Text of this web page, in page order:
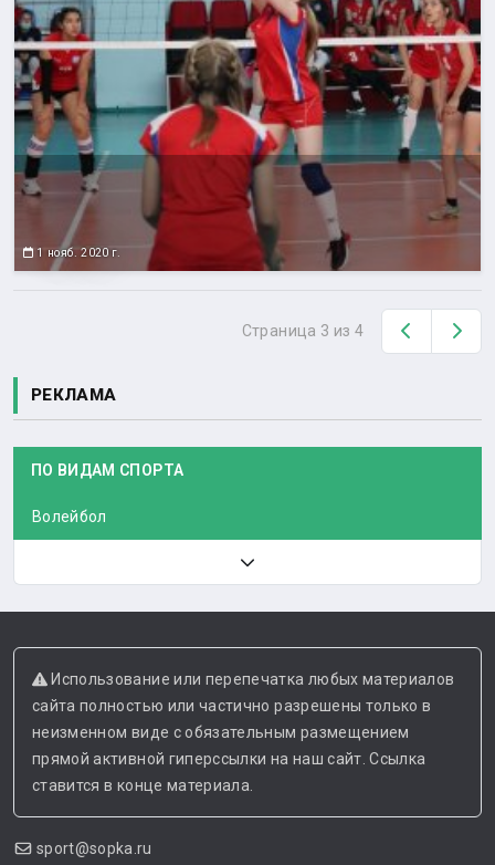
1 нояб. 2020 г.
Страница 3 из 4 Назад
РЕКЛАМА
ПО ВИДАМ СПОРТА
Волейбол
Использование или перепечатка любых материалов
сайта полностью или частично разрешены только в
неизменном виде с обязательным размещением
прямой активной гиперссылки на наш сайт. Ссылка
ставится в конце материала.
sport@sopka.ru